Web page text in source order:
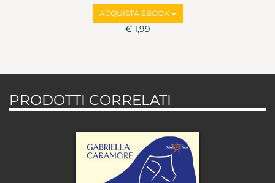
ACQUISTA EBOOK
€ 1,99
PRODOTTI CORRELATI